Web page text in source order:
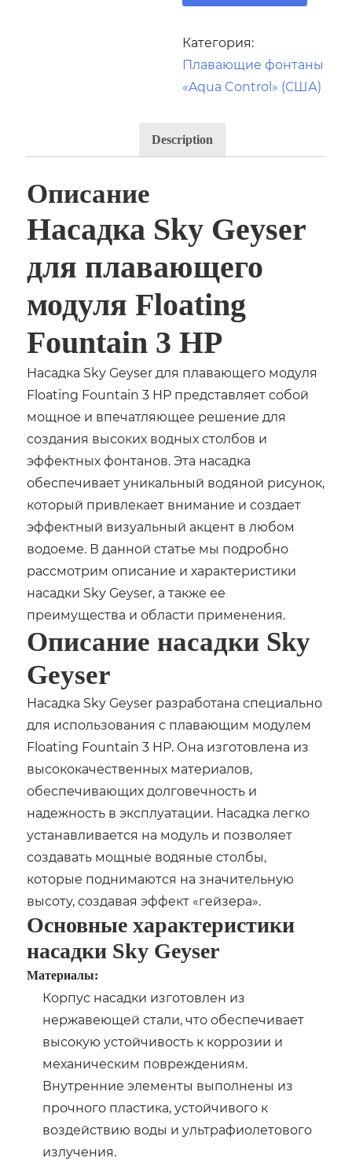
Категория:
Плавающие фонтаны
«Aqua Control» (США)
Description
Описание
Насадка Sky Geyser
для плавающего
модуля Floating
Fountain 3 HP
Насадка Sky Geyser для плавающего модуля
Floating Fountain 3 HP представляет собой
мощное и впечатляющее решение для
создания высоких водных столбов и
эффектных фонтанов. Эта насадка
обеспечивает уникальный водяной рисунок,
который привлекает внимание и создает
эффектный визуальный акцент в любом
водоеме. В данной статье мы подробно
рассмотрим описание и характеристики
насадки Sky Geyser, а также ее
преимущества и области применения.
Описание насадки Sky
Geyser
Насадка Sky Geyser разработана специально
для использования с плавающим модулем
Floating Fountain 3 HP. Она изготовлена из
высококачественных материалов,
обеспечивающих долговечность и
надежность в эксплуатации. Насадка легко
устанавливается на модуль и позволяет
создавать мощные водяные столбы,
которые поднимаются на значительную
высоту, создавая эффект «гейзера».
Основные характеристики
насадки Sky Geyser
Материалы:
Корпус насадки изготовлен из
нержавеющей стали, что обеспечивает
высокую устойчивость к коррозии и
механическим повреждениям.
Внутренние элементы выполнены из
прочного пластика, устойчивого к
воздействию воды и ультрафиолетового
излучения.